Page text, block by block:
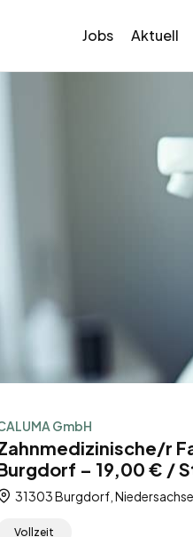
Jobs Aktuell
GmbH
r
– 19,00 € /
31303 Burgdorf,
Vollzeit